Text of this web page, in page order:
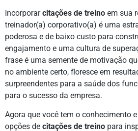
Incorporarcitações de treino em sua
treinador(a) corporativo(a) é uma
poderosa e de baixo custo para
engajamento e uma cultura de
frase é uma semente de motivação
no ambiente certo, floresce em
surpreendentes para a saúde dos
para o sucesso da empresa.
Agora que você tem o conhecimento
opções de citações de treino para